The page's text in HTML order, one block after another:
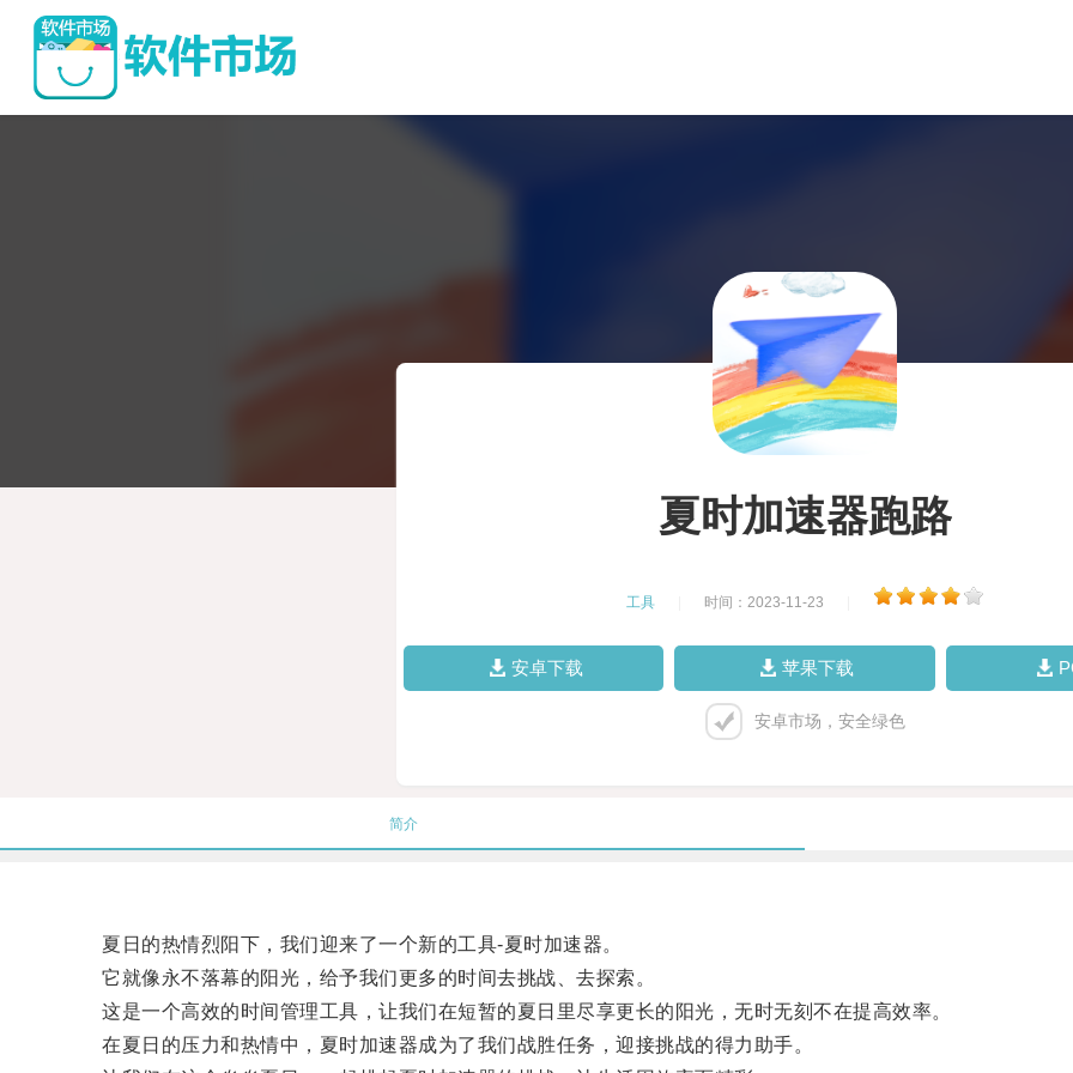
夏时加速器跑路
工具 时间：2023-11-23
安卓下载 苹果下载
安卓市场，安全绿色
简介
夏日的热情烈阳下，我们迎来了一个新的工具-夏时加速器。
它就像永不落幕的阳光，给予我们更多的时间去挑战、去探索。
这是一个高效的时间管理工具，让我们在短暂的夏日里尽享更长的阳光，无时无刻不在提高效率。
在夏日的压力和热情中，夏时加速器成为了我们战胜任务，迎接挑战的得力助手。